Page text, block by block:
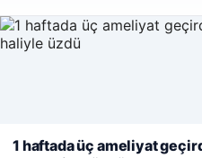
Hastaş Beton
Web sitemizi nasıl
kullanıyoruz.
Çerez Politikamız
1 haftada üç ameliyat